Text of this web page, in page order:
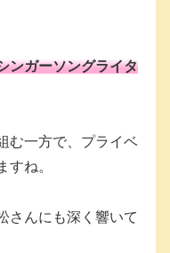
ンガーソングライタ
む一方で、プライベ
すね。
さんにも深く響いて